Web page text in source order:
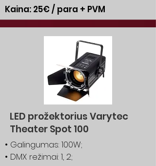
Kaina: 25€ / para + PVM
LED prožektorius Varytec
Theater Spot 100
• Galingumas: 100W;
• DMX režimai: 1, 2;